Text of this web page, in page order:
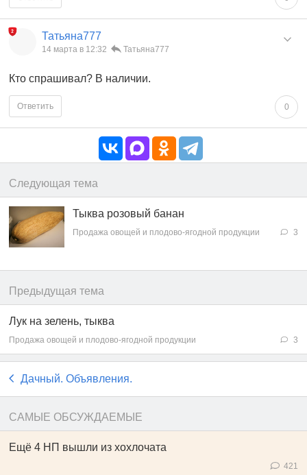
Татьяна777
14 марта в 12:32 Татьяна777
Кто спрашивал? В наличии.
0
Ответить
Следующая тема
Тыква розовый банан
3
Продажа овощей и плодово-ягодной продукции
Предыдущая тема
Лук на зелень, тыква
3
Продажа овощей и плодово-ягодной продукции
Дачный. Объявления.
САМЫЕ ОБСУЖДАЕМЫЕ
Ещё 4 НП вышли из хохлочата
421